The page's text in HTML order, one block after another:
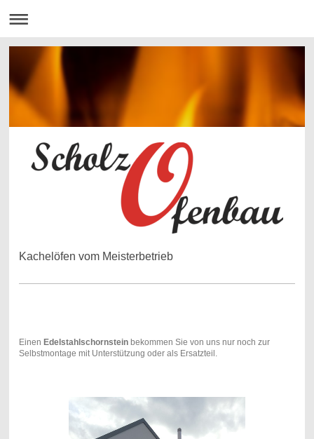
Kachelöfen vom Meisterbetrieb
Einen Edelstahlschornstein bekommen Sie von uns nur noch zur
Selbstmontage mit Unterstützung oder als Ersatzteil.